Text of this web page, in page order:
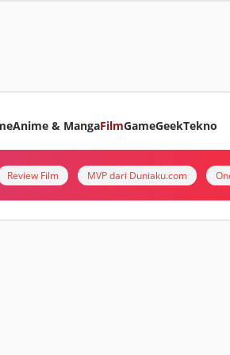
Anime & MangaFilmGameGeekTekno
Review Film MVP dari Duniaku.com